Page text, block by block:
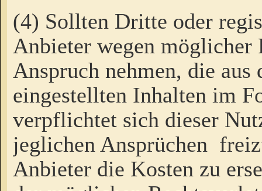
(4) Sollten Dritte oder
Anbieter wegen möglicher
Anspruch nehmen, die
eingestellten Inhalten im
verpflichtet sich dieser
jeglichen Ansprüchen
Anbieter die Kosten zu